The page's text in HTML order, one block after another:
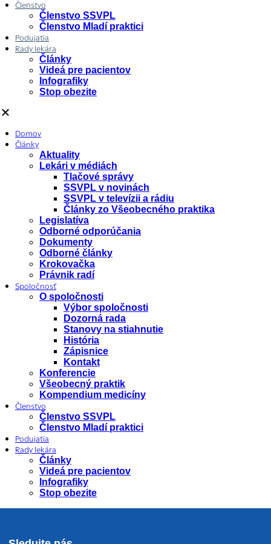
Členstvo
Členstvo SSVPL
Členstvo Mladí praktici
Podujatia
Rady lekára
Články
Videá pre pacientov
Infografiky
Stop obezite
Domov
Články
Aktuality
Lekári v médiách
Tlačové správy
SSVPL v novinách
SSVPL v televízii a rádiu
Články zo Všeobecného praktika
Legislatíva
Odborné odporúčania
Dokumenty
Odborné články
Krokovačka
Právnik radí
Spoločnosť
O spoločnosti
Výbor spoločnosti
Dozorná rada
Stanovy na stiahnutie
História
Zápisnice
Kontakt
Konferencie
Všeobecný praktik
Kompendium medicíny
Členstvo
Členstvo SSVPL
Členstvo Mladí praktici
Podujatia
Rady lekára
Články
Videá pre pacientov
Infografiky
Stop obezite